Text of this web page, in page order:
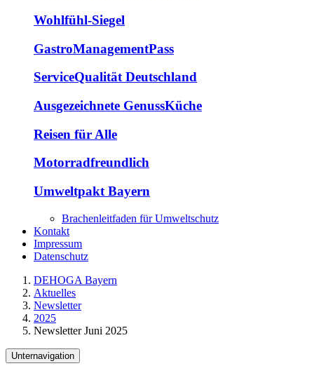
Wohlfühl-Siegel
GastroManagementPass
ServiceQualität Deutschland
Ausgezeichnete GenussKüche
Reisen für Alle
Motorradfreundlich
Umweltpakt Bayern
Brachenleitfaden für Umweltschutz
Kontakt
Impressum
Datenschutz
DEHOGA Bayern
Aktuelles
Newsletter
2025
Newsletter Juni 2025
Unternavigation